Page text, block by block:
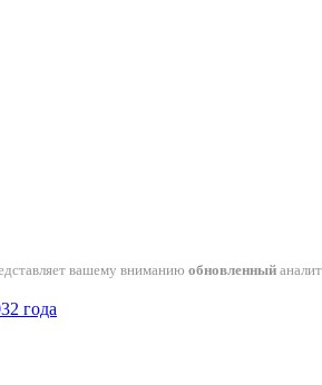
вашему вниманию обновленный
года